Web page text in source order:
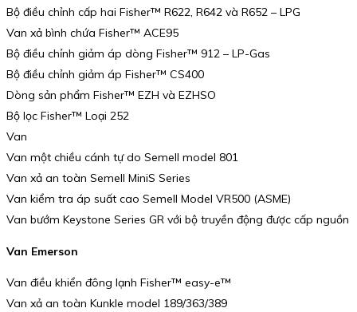
Bộ điều chỉnh cấp hai Fisher™ R622, R642 và R652 – LPG
Van xả bình chứa Fisher™ ACE95
Bộ điều chỉnh giảm áp dòng Fisher™ 912 – LP-Gas
Bộ điều chỉnh giảm áp Fisher™ CS400
Dòng sản phẩm Fisher™ EZH và EZHSO
Bộ lọc Fisher™ Loại 252
Van
Van một chiều cánh tự do Semell model 801
Van xả an toàn Semell MiniS Series
Van kiểm tra áp suất cao Semell Model VR500 (ASME)
Van bướm Keystone Series GR với bộ truyền động được cấp nguồn
Van Emerson
Van điều khiển đông lạnh Fisher™ easy-e™
Van xả an toàn Kunkle model 189/363/389